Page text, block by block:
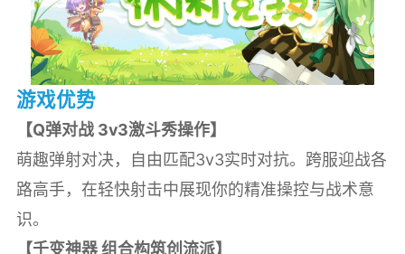
游戏优势
【Q弹对战 3v3激斗秀操作】
萌趣弹射对决，自由匹配3v3实时对抗。跨服迎战各
路高手，在轻快射击中展现你的精准操控与战术意
识。
【千变神器 组合构筑创流派】